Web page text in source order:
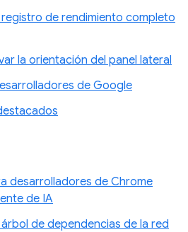
de rendimiento completo
la orientación del panel lateral
de Google
desarrolladores de Chrome
de IA
de dependencias de la red